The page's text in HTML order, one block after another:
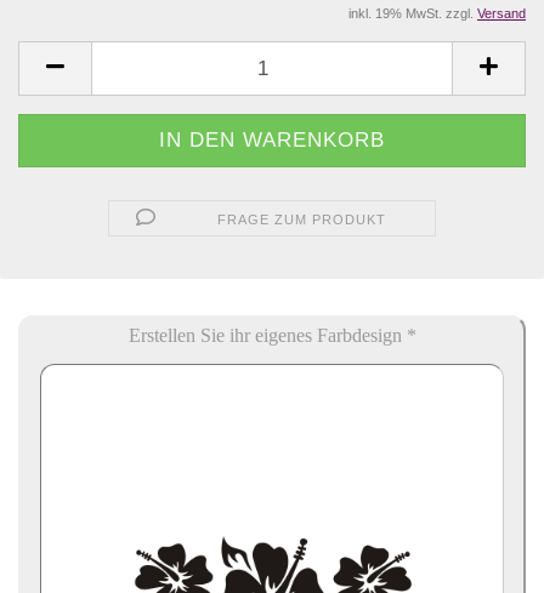
inkl. 19% MwSt. zzgl. Versand
FRAGE ZUM PRODUKT
Erstellen Sie ihr eigenes Farbdesign *